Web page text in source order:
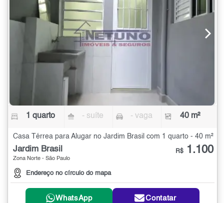
1 quarto - suíte - vaga 40 m²
Casa Térrea para Alugar no Jardim Brasil com 1 quarto - 40 m²
Jardim Brasil
Zona Norte - São Paulo
Endereço no círculo do mapa
R$ 1.100
WhatsApp Contatar